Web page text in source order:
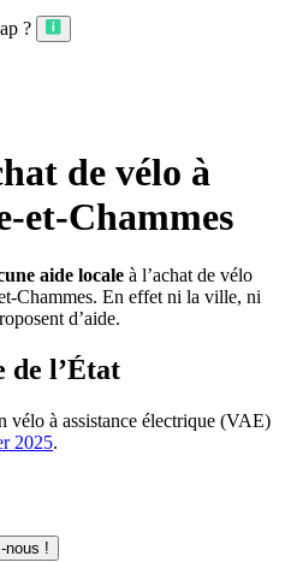
?
de vélo à
et-Chammes
aide locale à l’achat de vélo
Chammes. En effet ni la ville, ni
d’aide.
de l’État
vélo à assistance électrique (VAE)
2025.
nous !